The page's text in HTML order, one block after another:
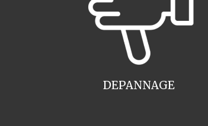
DEPANNAGE